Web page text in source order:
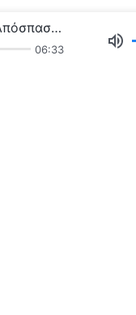
Καθημερινά λόγια του Θεού: Γνωρίζοντας τον Θεό | Απόσπασμα 95
06:33